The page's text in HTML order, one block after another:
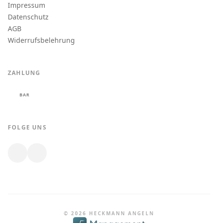
Impressum
Datenschutz
AGB
Widerrufsbelehrung
ZAHLUNG
BAR
FOLGE UNS
© 2026 HECKMANN ANGELN